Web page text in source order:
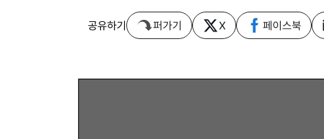
공유하기 퍼가기 X 페이스북